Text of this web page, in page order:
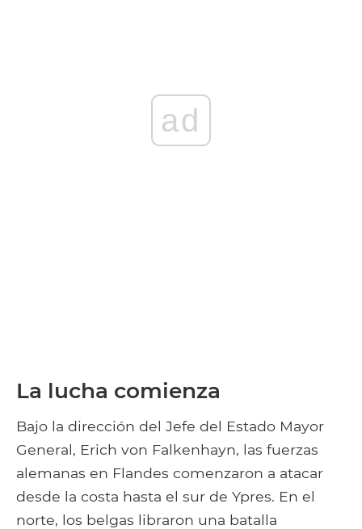
ad
La lucha comienza
Bajo la dirección del Jefe del Estado Mayor
General, Erich von Falkenhayn, las fuerzas
alemanas en Flandes comenzaron a atacar
desde la costa hasta el sur de Ypres. En el
norte, los belgas libraron una batalla